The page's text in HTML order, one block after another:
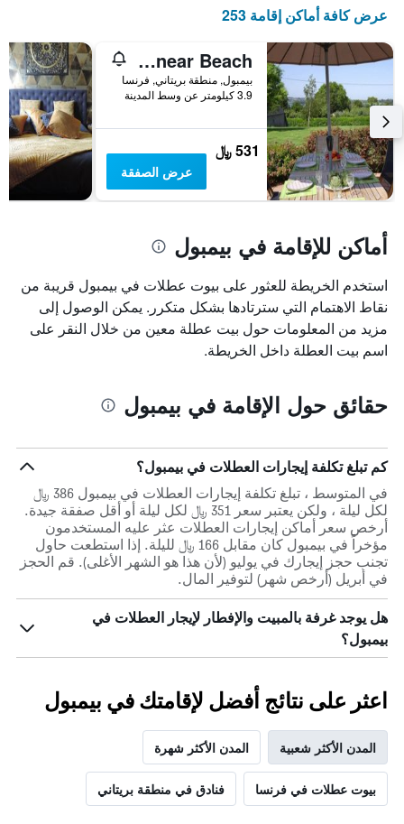
الذي
أيام
الأسبوع.
يتضمن
المخطط
التالي
1
محور
Y
الذي
سعر
غرفة
عرض كافة أماكن إقامة 253
Holiday Home in Paimpol near Beach
بيمبول, منطقة بريتاني, فرنسا
3.9 كيلومتر عن وسط المدينة
531 ﷼
عرض الصفقة
أماكن للإقامة في بيمبول
استخدم الخريطة للعثور على بيوت عطلات في بيمبول قريبة من
نقاط الاهتمام التي سترتادها بشكل متكرر. يمكن الوصول إلى
مزيد من المعلومات حول بيت عطلة معين من خلال النقر على
اسم بيت العطلة داخل الخريطة.
حقائق حول الإقامة في بيمبول
كم تبلغ تكلفة إيجارات العطلات في بيمبول؟
في المتوسط ، تبلغ تكلفة إيجارات العطلات في بيمبول 386 ﷼
لكل ليلة ، ولكن يعتبر سعر 351 ﷼ لكل ليلة أو أقل صفقة جيدة.
أرخص سعر أماكن إيجارات العطلات عثر عليه المستخدمون
مؤخراً في بيمبول كان مقابل 166 ﷼ لليلة. إذا استطعت حاول
تجنب حجز إيجارك في يوليو (لأن هذا هو الشهر الأغلى). قم الحجز
في أبريل (أرخص شهر) لتوفير المال.
هل يوجد غرفة بالمبيت والإفطار لإيجار العطلات في
بيمبول؟
اعثر على نتائج أفضل لإقامتك في بيمبول
المدن الأكثر شعبية المدن الأكثر شهرة
بيوت عطلات في فرنسا فنادق في منطقة بريتاني